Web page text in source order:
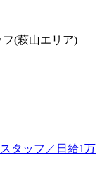
(萩山エリア)
タッフ／日給1万